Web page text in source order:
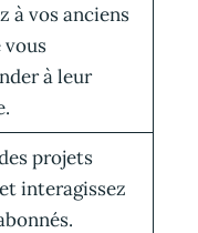
à vos anciens
à leur
projets
interagissez